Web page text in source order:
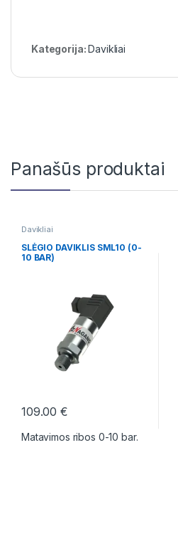
Kategorija:Davikliai
Panašūs produktai
Davikliai
SLĖGIO DAVIKLIS SML10 (0-
10 BAR)
109.00€
Matavimos ribos 0-10 bar.